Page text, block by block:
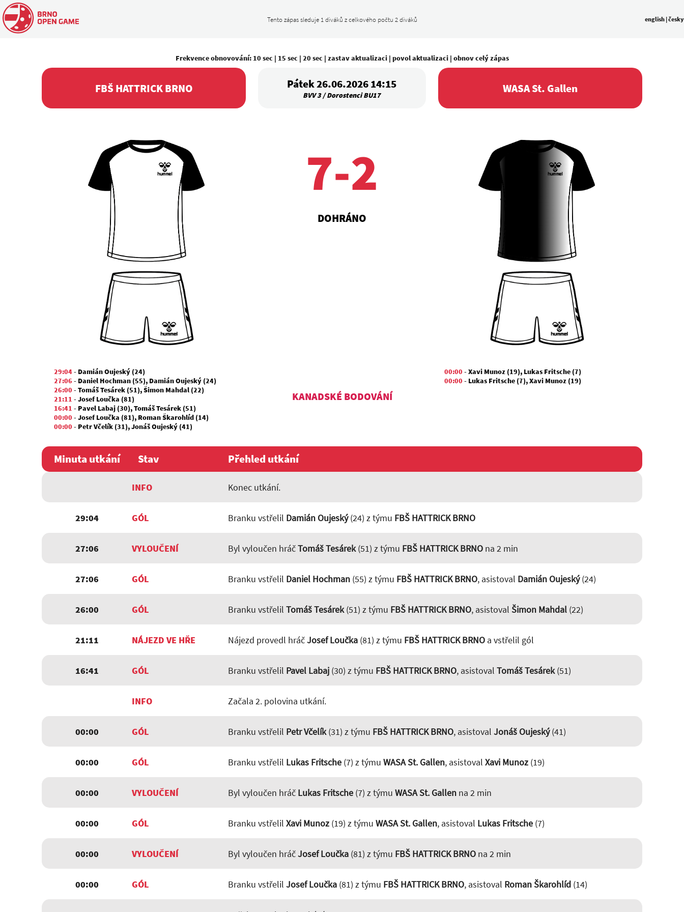
Tento zápas sleduje 1 diváků z celkového počtu 2 diváků english |česky
Frekvence obnovování: 10 sec | 15 sec | 20 sec | zastav aktualizaci| povol aktualizaci| obnov celý zápas
FBŠ HATTRICK BRNO Pátek 26.06.2026 14:15
BVV 3 / Dorostenci BU17 WASA St. Gallen
7-2
DOHRÁNO
29:04- Damián Oujeský (24)
27:06 - Daniel Hochman (55), Damián Oujeský (24)
26:00 -Tomáš Tesárek (51),Šimon Mahdal (22)
21:11 -Josef Loučka (81)
16:41 - Pavel Labaj (30),Tomáš Tesárek (51)
00:00 -Josef Loučka (81), Roman Škarohlíd (14)
00:00 - Petr Včelík (31),Jonáš Oujeský (41)
KANADSKÉ BODOVÁNÍ
00:00 -Xavi Munoz (19), Lukas Fritsche (7)
00:00 - Lukas Fritsche (7),Xavi Munoz (19)
Minuta utkání Stav Přehled utkání
INFO Konec utkání.
29:04 GÓL Branku vstřelil Damián Oujeský(24) z týmu FBŠ HATTRICK BRNO
27:06 VYLOUČENÍ Byl vyloučen hráčTomáš Tesárek(51) z týmu FBŠ HATTRICK BRNOna 2 min
27:06 GÓL Branku vstřelil Daniel Hochman(55) z týmu FBŠ HATTRICK BRNO, asistoval Damián Oujeský(24)
26:00 GÓL Branku vstřelil Tomáš Tesárek(51) z týmu FBŠ HATTRICK BRNO, asistoval Šimon Mahdal(22)
21:11 NÁJEZD VE HŘE Nájezd provedl hráčJosef Loučka(81) z týmu FBŠ HATTRICK BRNOa vstřelil gól
16:41 GÓL Branku vstřelil Pavel Labaj(30) z týmu FBŠ HATTRICK BRNO, asistoval Tomáš Tesárek(51)
INFO Začala 2. polovina utkání.
00:00 GÓL Branku vstřelil Petr Včelík(31) z týmu FBŠ HATTRICK BRNO, asistoval Jonáš Oujeský(41)
00:00 GÓL Branku vstřelil Lukas Fritsche(7) z týmu WASA St. Gallen, asistoval Xavi Munoz(19)
00:00 VYLOUČENÍ Byl vyloučen hráč Lukas Fritsche(7) z týmu WASA St. Gallenna 2 min
00:00 GÓL Branku vstřelil Xavi Munoz(19) z týmu WASA St. Gallen, asistoval Lukas Fritsche(7)
00:00 VYLOUČENÍ Byl vyloučen hráčJosef Loučka(81) z týmu FBŠ HATTRICK BRNOna 2 min
00:00 GÓL Branku vstřelil Josef Loučka(81) z týmu FBŠ HATTRICK BRNO, asistoval Roman Škarohlíd(14)